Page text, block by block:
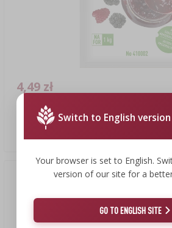
Frukta-Żel - pektyna do dżemów i konfitur, 30
4,49 zł
Switch to English version
Your browser is set to English.
version of our site for a
GO TO ENGLISH SITE